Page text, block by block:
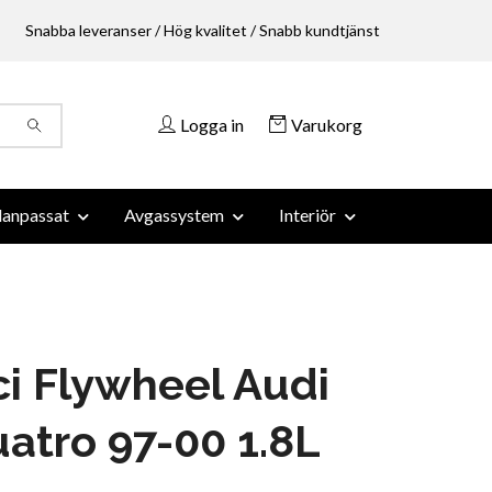
Snabba leveranser / Hög kvalitet / Snabb kundtjänst
Logga in Varukorg
Avgassystem Interiör
Flywheel Audi
97-00 1.8L